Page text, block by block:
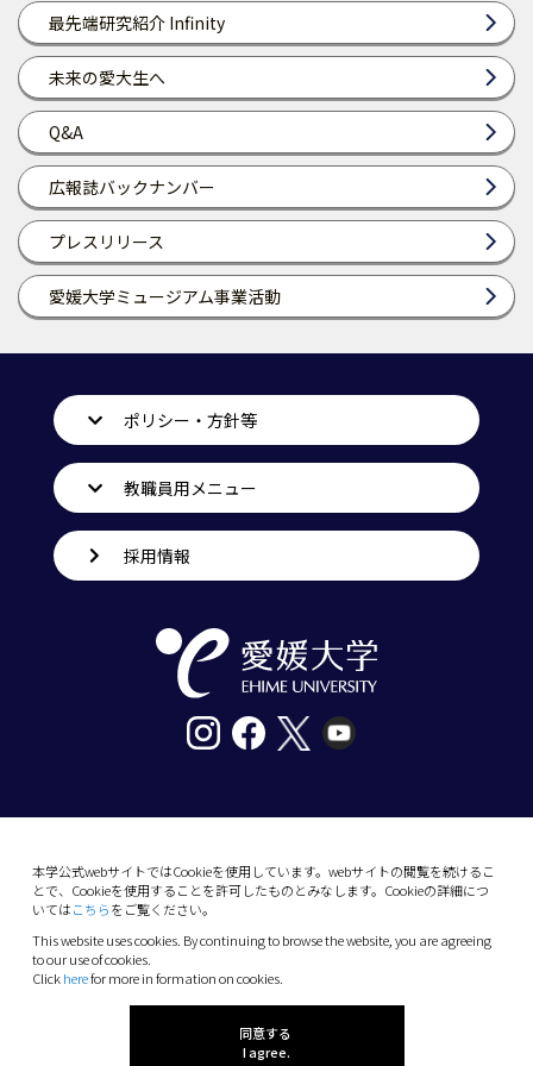
最先端研究紹介 Infinity
未来の愛大生へ
Q&A
広報誌バックナンバー
プレスリリース
愛媛大学ミュージアム事業活動
本学公式webサイトではCookieを使用しています。webサイトの閲覧を続けるこ
とで、Cookieを使用することを許可したものとみなします。Cookieの詳細につ
いてはこちらをご覧ください。
This website uses cookies. By continuing to browse the website, you are agreeing
to our use of cookies.
Clickherefor more in formation on cookies.
同意する
I agree.
ポリシー・方針等
教職員用メニュー
採用情報
10-13 Dogo-Himata, Matsuyama, Ehime 790-
Phone: +81 89-927-9000
(C) 2026 Ehime University.